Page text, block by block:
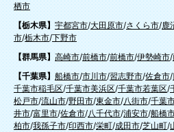
栖市
【栃木県】 宇都宮市/大田原市/さくら市/鹿
市/栃木市/下野市
【群馬県】 高崎市/前橋市/前橋市/伊勢崎市/
【千葉県】 船橋市/市川市/習志野市/佐倉市/
千葉市稲毛区/千葉市美浜区/千葉市若葉区/
松戸市/流山市/野田市/東金市/八街市/千葉
井市/富里市/佐倉市/八千代市/浦安市/船橋
柏市/我孫子市/印西市/栄町/成田市/芝山町/